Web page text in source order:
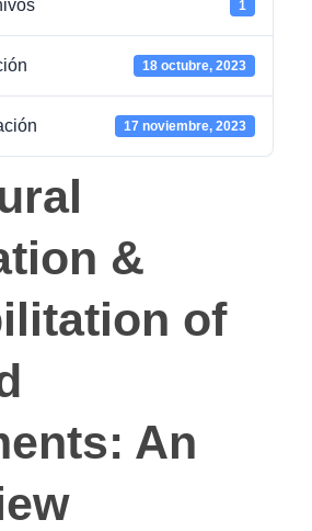
1
18 octubre, 2023
17 noviembre, 2023
&
of
An